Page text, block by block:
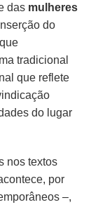
das mulheres
do
tradicional
que reflete
do lugar
nos textos
por
–,